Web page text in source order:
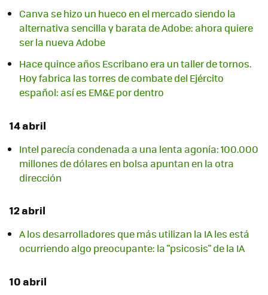
Canva se hizo un hueco en el mercado siendo la
alternativa sencilla y barata de Adobe: ahora quiere
ser la nueva Adobe
Hace quince años Escribano era un taller de tornos.
Hoy fabrica las torres de combate del Ejército
español: así es EM&E por dentro
14 abril
Intel parecía condenada a una lenta agonía: 100.000
millones de dólares en bolsa apuntan en la otra
dirección
12 abril
A los desarrolladores que más utilizan la IA les está
ocurriendo algo preocupante: la "psicosis" de la IA
10 abril